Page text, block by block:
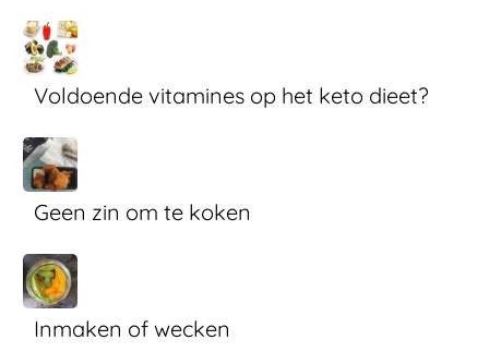
Voldoende vitamines op het keto dieet?
Geen zin om te koken
Inmaken of wecken